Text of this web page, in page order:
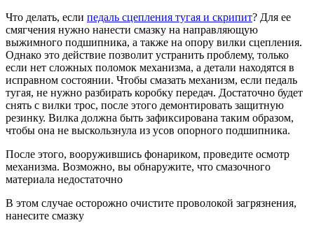
Что делать, если педаль сцепления тугая и скрипит? Для ее
смягчения нужно нанести смазку на направляющую
выжимного подшипника, а также на опору вилки сцепления.
Однако это действие позволит устранить проблему, только
если нет сложных поломок механизма, а детали находятся в
исправном состоянии. Чтобы смазать механизм, если педаль
тугая, не нужно разбирать коробку передач. Достаточно будет
снять с вилки трос, после этого демонтировать защитную
резинку. Вилка должна быть зафиксирована таким образом,
чтобы она не выскользнула из усов опорного подшипника.
После этого, вооружившись фонариком, проведите осмотр
механизма. Возможно, вы обнаружите, что смазочного
материала недостаточно
В этом случае осторожно очистите проволокой загрязнения,
нанесите смазку